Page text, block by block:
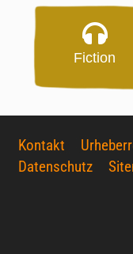
Fiction
Kontakt
Datenschutz